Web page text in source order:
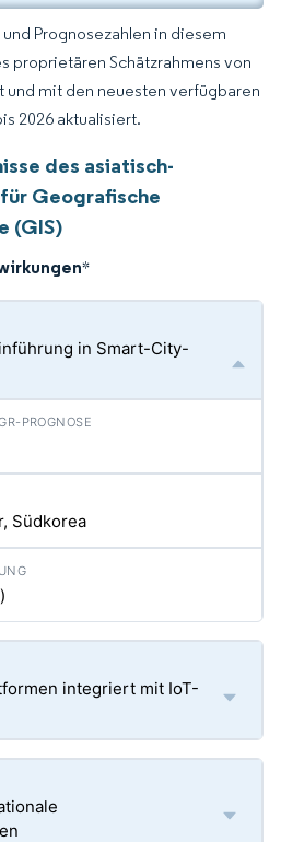
Prognosezahlen in diesem
proprietären Schätzrahmens von
mit den neuesten verfügbaren
2026 aktualisiert.
des asiatisch-
Geografische
(GIS)
*
in Smart-City-
Südkorea
integriert mit IoT-